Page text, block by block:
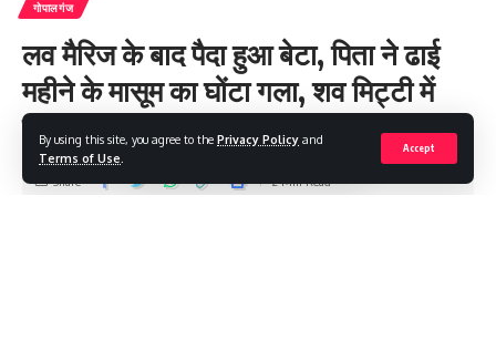
By using this site, you agree to the Privacy Policy and
Terms of Use
Accept
गोपालगंज
लव मैरिज के बाद पैदा हुआ बेटा, पिता ने ढाई
महीने के मासूम का घोंटा गला, शव मिट्टी में
दबाया
Share 2 Min Read